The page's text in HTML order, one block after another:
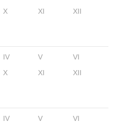
X XI XII
IV V
VI
X XI XII
IV V
VI